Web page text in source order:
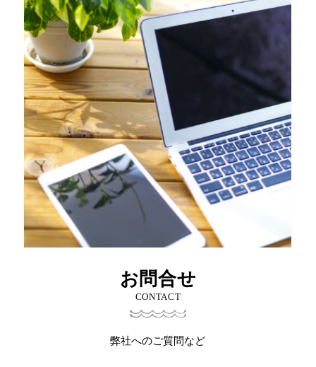
お問合せ
CONTACT
弊社へのご質問など